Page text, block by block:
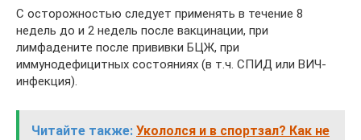
С осторожностью следует применять в течение 8
недель до и 2 недель после вакцинации, при
лимфадените после прививки БЦЖ, при
иммунодефицитных состояниях (в т.ч. СПИД или ВИЧ-
инфекция).
Читайте также: Укололся и в спортзал? Как не